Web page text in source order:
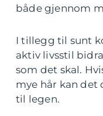
både gjennom
I tillegg til sunt
aktiv livsstil
som det skal.
mye hår kan
til legen.